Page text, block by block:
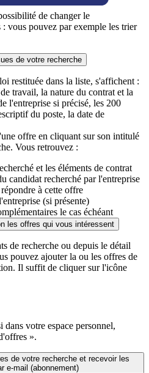
de changer le
: vous pouvez par exemple les trier
de votre recherche
restituée dans la liste, s'affichent :
travail, la nature du contrat et la
l'entreprise si précisé, les 200
du poste, la date de
offre en cliquant sur son intitulé
Vous retrouvez :
et les éléments de contrat
candidat recherché par l'entreprise
à cette offre
(si présente)
le cas échéant
les offres qui vous intéressent
de recherche ou depuis le détail
pouvez ajouter la ou les offres de
Il suffit de cliquer sur l'icône
dans votre espace personnel,
».
de votre recherche et recevoir les
e-mail (abonnement)